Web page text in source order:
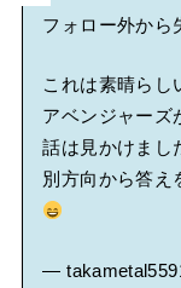
フォロー外から
これは素晴ら
アベンジャーズ
話は見かけまし
別方向から答え
—